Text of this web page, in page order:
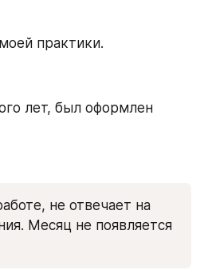
практики.
лет, был оформлен
не отвечает на
Месяц не появляется